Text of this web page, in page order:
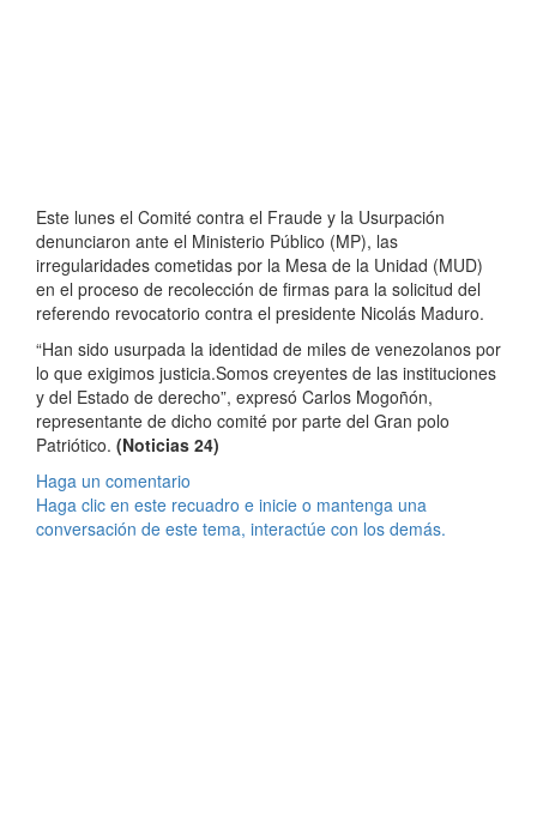
Este lunes el Comité contra el Fraude y la Usurpación
denunciaron ante el Ministerio Público (MP), las
irregularidades cometidas por la Mesa de la Unidad (MUD)
en el proceso de recolección de firmas para la solicitud del
referendo revocatorio contra el presidente Nicolás Maduro.
“Han sido usurpada la identidad de miles de venezolanos por
lo que exigimos justicia.Somos creyentes de las instituciones
y del Estado de derecho”, expresó Carlos Mogoñón,
representante de dicho comité por parte del Gran polo
Patriótico. (Noticias 24)
Haga un comentario
Haga clic en este recuadro e inicie o mantenga una
conversación de este tema, interactúe con los demás.